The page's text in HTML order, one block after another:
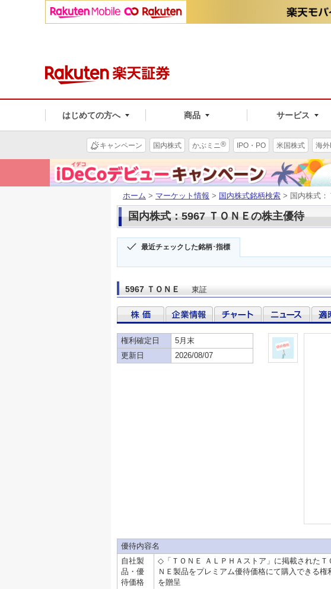
はじめての方へ 商品 サービス
キャンペーン 国内株式 かぶミニ® IPO・PO 米国株式 海
ホーム > マーケット情報 > 国内株式銘柄検索 > 国内株式：
国内株式：5967 ＴＯＮＥの株主優待
最近チェックした銘柄･指標
5967 ＴＯＮＥ 東証
権利確定日
5月末
更新日
2026/08/07
優待内容名
自社製
品・優
待価格
◇「ＴＯＮＥ ＡＬＰＨＡストア」に掲載されたＴ
ＮＥ製品をプレミアム優待価格にて購入できる権
を贈呈